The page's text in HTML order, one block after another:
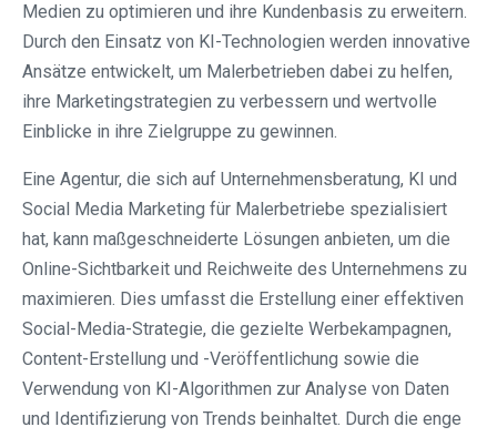
Medien zu optimieren und ihre Kundenbasis zu erweitern.
Durch den Einsatz von KI-Technologien werden innovative
Ansätze entwickelt, um Malerbetrieben dabei zu helfen,
ihre Marketingstrategien zu verbessern und wertvolle
Einblicke in ihre Zielgruppe zu gewinnen.
Eine Agentur, die sich auf Unternehmensberatung, KI und
Social Media Marketing für Malerbetriebe spezialisiert
hat, kann maßgeschneiderte Lösungen anbieten, um die
Online-Sichtbarkeit und Reichweite des Unternehmens zu
maximieren. Dies umfasst die Erstellung einer effektiven
Social-Media-Strategie, die gezielte Werbekampagnen,
Content-Erstellung und -Veröffentlichung sowie die
Verwendung von KI-Algorithmen zur Analyse von Daten
und Identifizierung von Trends beinhaltet. Durch die enge